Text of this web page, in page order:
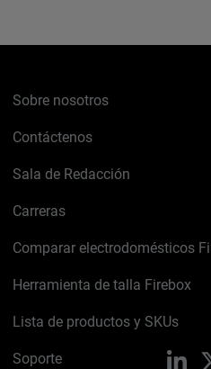
Sobre nosotros
Contáctenos
Sala de Redacción
Carreras
Comparar electrodomésticos
Herramienta de talla Firebox
Lista de productos y SKUs
Soporte